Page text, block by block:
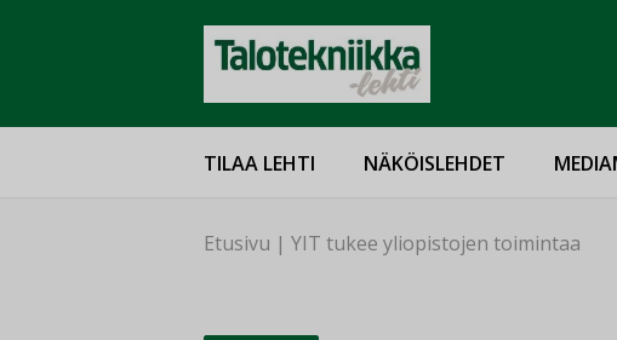
TILAA LEHTI NÄKÖISLEHDET
Etusivu | YIT tukee yliopistojen toimintaa